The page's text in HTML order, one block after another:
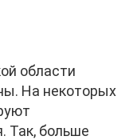
области
На некоторых
Так, больше